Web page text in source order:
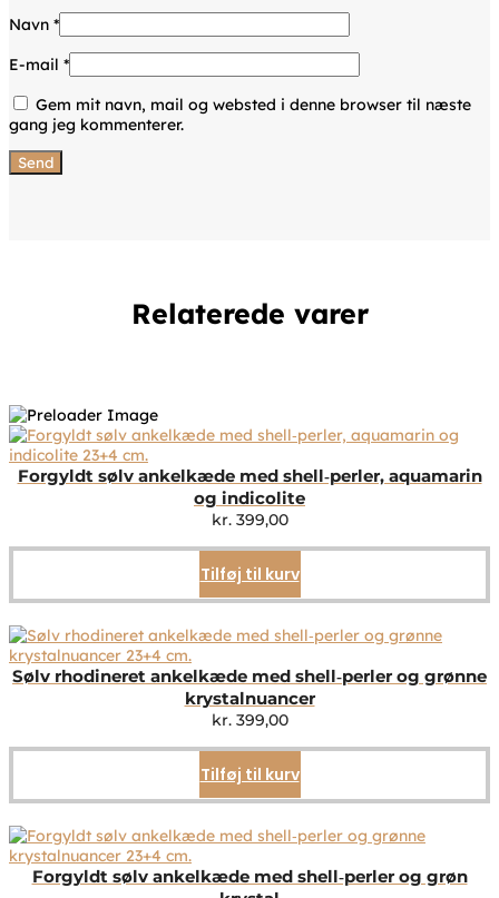
Navn *
E-mail *
Gem mit navn, mail og websted i denne browser til næste
gang jeg kommenterer.
Relaterede varer
Forgyldt sølv ankelkæde med shell‑perler, aquamarin
og indicolite
kr.399,00
Tilføj til kurv
Sølv rhodineret ankelkæde med shell‑perler og grønne
krystalnuancer
kr.399,00
Tilføj til kurv
Forgyldt sølv ankelkæde med shell‑perler og grøn